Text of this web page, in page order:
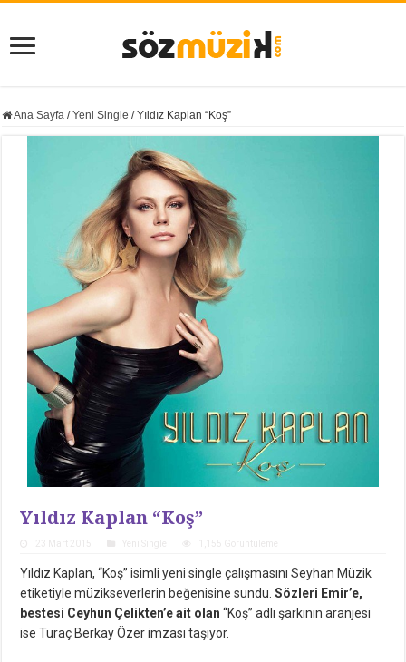
Ana Sayfa / Yeni Single / Yıldız Kaplan “Koş”
Yıldız Kaplan “Koş”
Yıldız Kaplan, “Koş” isimli yeni single çalışmasını Seyhan Müzik
etiketiyle müzikseverlerin beğenisine sundu.Sözleri Emir’e,
bestesi Ceyhun Çelikten’e ait olan “Koş” adlı şarkının aranjesi
ise Turaç Berkay Özer imzası taşıyor.